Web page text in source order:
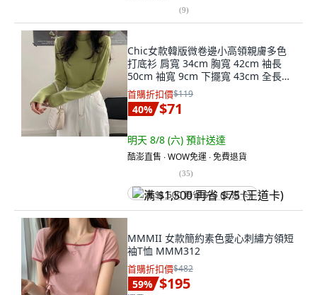
(9)
Chic女款韓版微卷邊小高領親膚多色
打底衫 肩寬 34cm 胸寬 42cm 袖長
50cm 袖寬 9cm 下擺寬 43cm 全長
58cm
首購折扣價$119
40% $71
明天 8/8 (六) 預計送達
酷澎直售 ∙ WOW免運 ∙ 免費退貨
(35)
满 $1,500 再省 $75 (王道卡)
MMMII 女款簡約素色愛心刺繡方領短
袖T恤 MMM312
首購折扣價$482
59% $195